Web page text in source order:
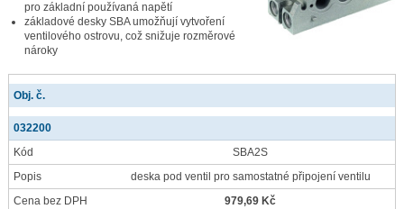
pro základní používaná napětí
základové desky SBA umožňují vytvoření
ventilového ostrovu, což snižuje rozměrové
nároky
Obj. č.
032200
Kód
SBA2S
Popis
deska pod ventil pro samostatné připojení ventilu
Cena bez DPH
979,69 Kč